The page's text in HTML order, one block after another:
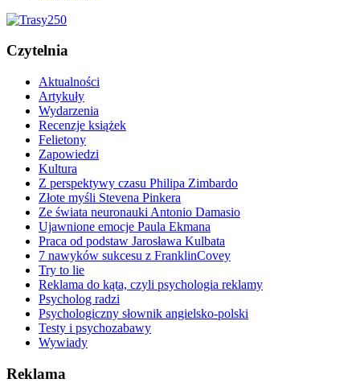
Czytelnia
Aktualności
Artykuły
Wydarzenia
Recenzje książek
Felietony
Zapowiedzi
Kultura
Z perspektywy czasu Philipa Zimbardo
Złote myśli Stevena Pinkera
Ze świata neuronauki Antonio Damasio
Ujawnione emocje Paula Ekmana
Praca od podstaw Jarosława Kulbata
7 nawyków sukcesu z FranklinCovey
Try to lie
Reklama do kąta, czyli psychologia reklamy
Psycholog radzi
Psychologiczny słownik angielsko-polski
Testy i psychozabawy
Wywiady
Reklama